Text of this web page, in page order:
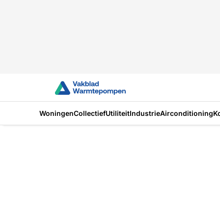
WoningenCollectiefUtiliteitIndustrieAirconditioning